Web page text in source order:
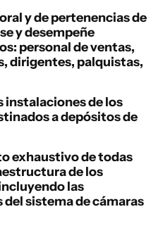
y de pertenencias de
y desempeñe
personal de ventas,
dirigentes, palquistas,
instalaciones de los
a depósitos de
exhaustivo de todas
de los
las
sistema de cámaras